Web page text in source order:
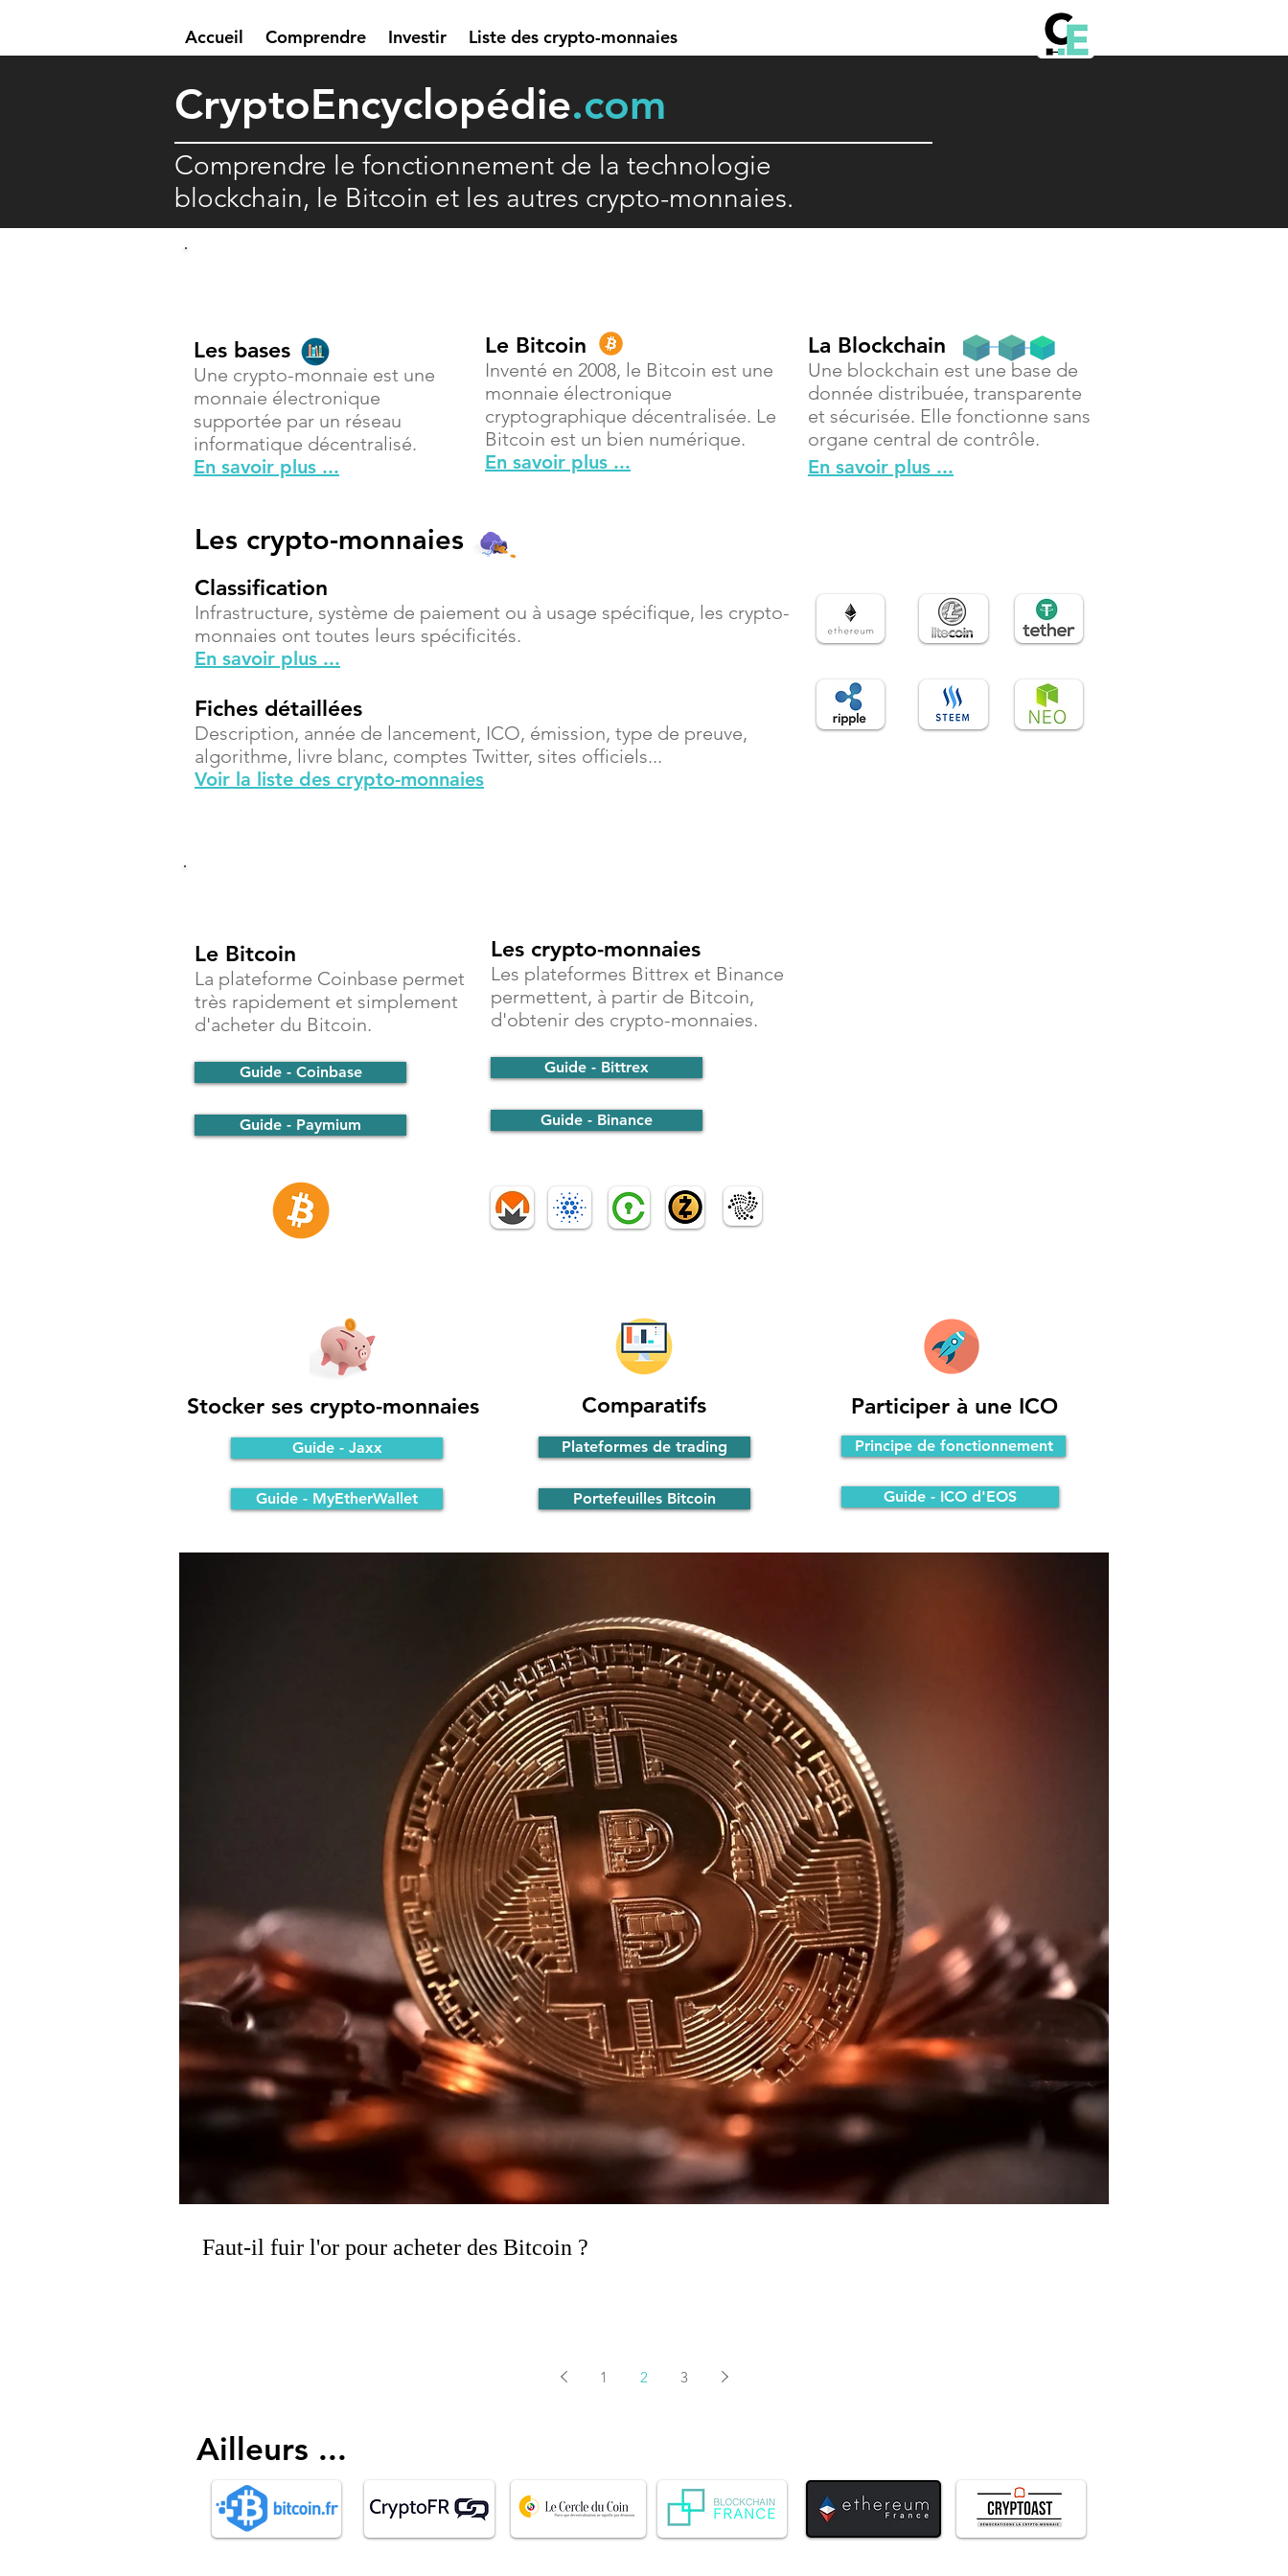
Accueil Comprendre Investir Liste des crypto-monnaies
CryptoEncyclopédie.com
Comprendre le fonctionnement de la technologie
blockchain, le Bitcoin et les autres crypto-monnaies.
Les bases
Une crypto-monnaie est une
monnaie électronique
supportée par un réseau
informatique décentralisé.
En savoir plus ...
Le Bitcoin
Inventé en 2008, le Bitcoin est une
monnaie électronique
cryptographique décentralisée. Le
Bitcoin est un bien numérique.
En savoir plus ...
La Blockchain
Une blockchain est une base de
donnée distribuée, transparente
et sécurisée. Elle fonctionne sans
organe central de contrôle.
En savoir plus ...
Les crypto-monnaies
Classification
Infrastructure, système de paiement ou à usage spécifique, les crypto-
monnaies ont toutes leurs spécificités.
En savoir plus ...
Fiches détaillées
Description, année de lancement, ICO, émission, type de preuve,
algorithme, livre blanc, comptes Twitter, sites officiels...
Voir la liste des crypto-monnaies
Le Bitcoin
La plateforme Coinbase permet
très rapidement et simplement
d'acheter du Bitcoin.
Guide - Coinbase
Guide - Paymium
Les crypto-monnaies
Les plateformes Bittrex et Binance
permettent, à partir de Bitcoin,
d'obtenir des crypto-monnaies.
Guide - Bittrex
Guide - Binance
Stocker ses crypto-monnaies Comparatifs
Guide - Jaxx Plateformes de trading
Guide - MyEtherWallet Portefeuilles Bitcoin
Participer à une ICO
Principe de fonctionnement
Guide - ICO d'EOS
Faut-il fuir l'or pour acheter des Bitcoin ?
1 2 3
Ailleurs ...